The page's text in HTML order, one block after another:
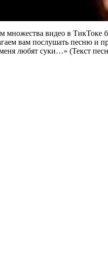
множества видео в ТикТоке
вам послушать песню и
любят суки…» (Текст